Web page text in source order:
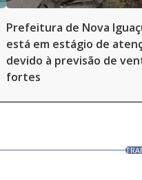
Prefeitura de Nova
está em estágio de
devido à previsão de
fortes